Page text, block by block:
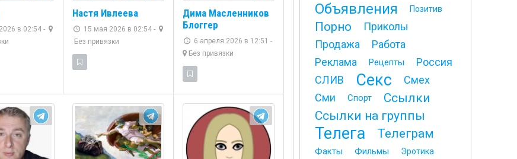
в 02:54 -
Настя Ивлеева
15 мая 2026 в 02:54 -
Без привязки
Дима Масленников
Блоггер
6 апреля 2026 в 12:51 -
Без привязки
Объявления Позитив
Порно
Приколы
Продажа
Работа
Реклама
Рецепты
Россия
СЛИВ
Секс
Смех
Сми
Спорт
Ссылки
Ссылки на группы
Телега Телеграм
Факты Фильмы Эротика